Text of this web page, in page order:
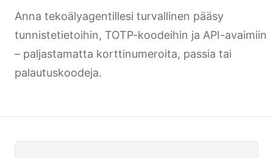
Anna tekoälyagentillesi turvallinen pääsy
tunnistetietoihin, TOTP-koodeihin ja API-avaimiin
– paljastamatta korttinumeroita, passia tai
palautuskoodeja.